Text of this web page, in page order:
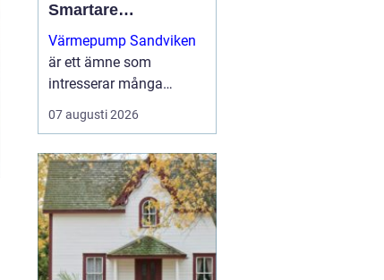
Smartare
uppvärmning för
villa och fastighet
Värmepump Sandviken
är ett ämne som
intresserar många
villaägare och
fastighetsägare som vill
uppvärmningskostnader
och få ett ...
07 augusti 2026